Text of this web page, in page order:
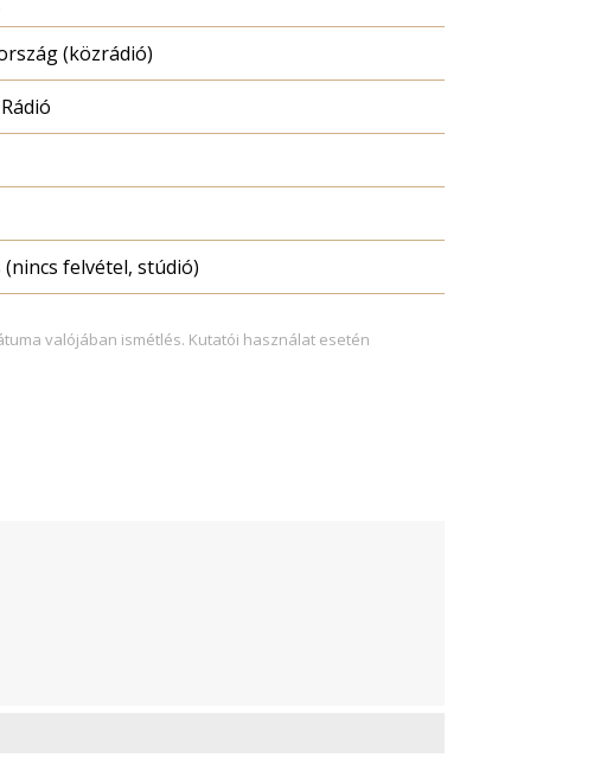
(közrádió)
(nincs felvétel, stúdió)
valójában ismétlés. Kutatói használat esetén